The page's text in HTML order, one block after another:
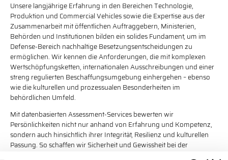
Unsere langjährige Erfahrung in den Bereichen Technologie,
Produktion und Commercial Vehicles sowie die Expertise aus der
Zusammenarbeit mit öffentlichen Auftraggebern, Ministerien,
Behörden und Institutionen bilden ein solides Fundament, um im
Defense-Bereich nachhaltige Besetzungsentscheidungen zu
ermöglichen. Wir kennen die Anforderungen, die mit komplexen
Wertschöpfungsketten, internationalen Ausschreibungen und einer
streng regulierten Beschaffungsumgebung einhergehen – ebenso
wie die kulturellen und prozessualen Besonderheiten im
behördlichen Umfeld.
Mit datenbasierten Assessment-Services bewerten wir
Persönlichkeiten nicht nur anhand von Erfahrung und Kompetenz,
sondern auch hinsichtlich ihrer Integrität, Resilienz und kulturellen
Passung. So schaffen wir Sicherheit und Gewissheit bei der